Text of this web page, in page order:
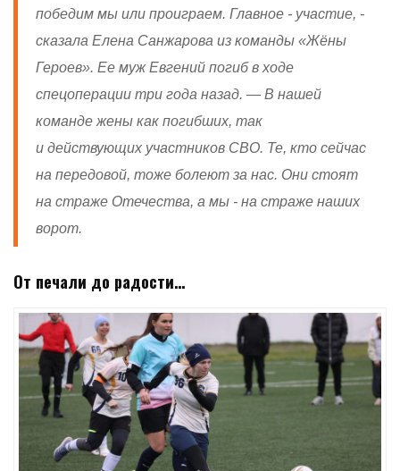
победим мы или проиграем. Главное - участие, -
сказала Елена Санжарова из команды «Жёны
Героев». Ее муж Евгений погиб в ходе
спецоперации три года назад. — В нашей
команде жены как погибших, так
и действующих участников СВО. Те, кто сейчас
на передовой, тоже болеют за нас. Они стоят
на страже Отечества, а мы - на страже наших
ворот.
От печали до радости…